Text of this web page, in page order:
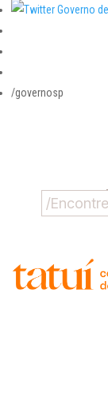
/governosp